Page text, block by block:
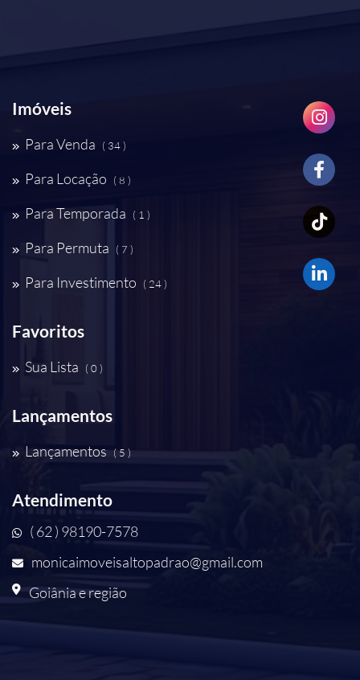
Imóveis
Para Venda ( 34 )
Para Locação ( 8 )
Para Temporada ( 1 )
Para Permuta ( 7 )
Para Investimento ( 24 )
Favoritos
Sua Lista ( 0 )
Lançamentos
Lançamentos ( 5 )
Atendimento
( 62 ) 98190-7578
monicaimoveisaltopadrao@gmail.com
Goiânia e região